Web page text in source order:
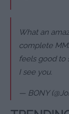
What an
complete
feels good to
I see you.
— BONY